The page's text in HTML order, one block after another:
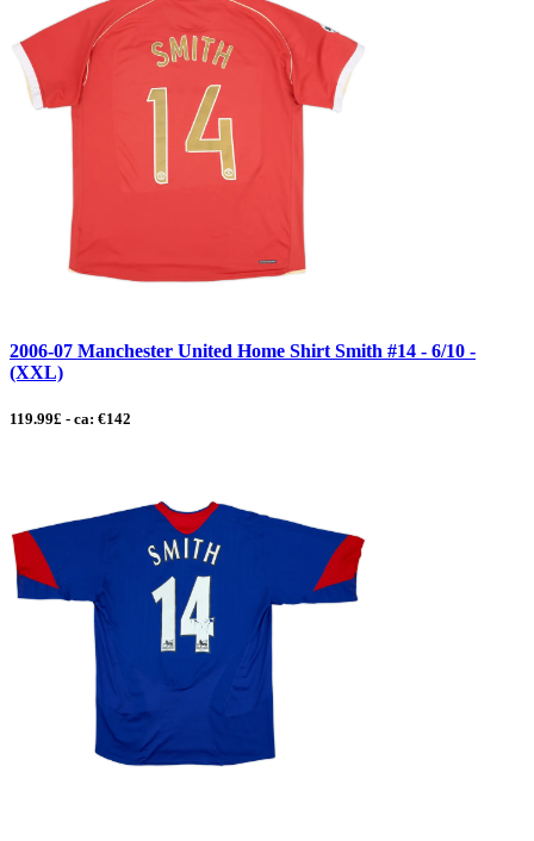
2006-07 Manchester United Home Shirt Smith #14 - 6/10 -
(XXL)
119.99£ - ca: €142